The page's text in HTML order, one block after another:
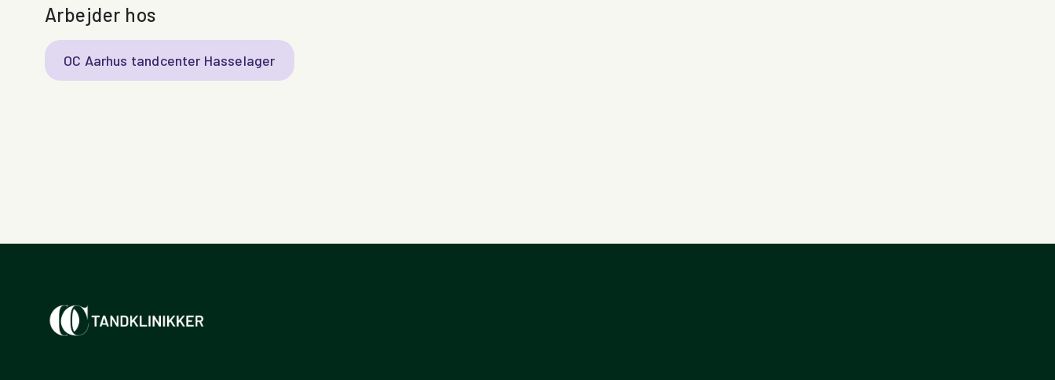
Arbejder hos
OC Aarhus tandcenter Hasselager